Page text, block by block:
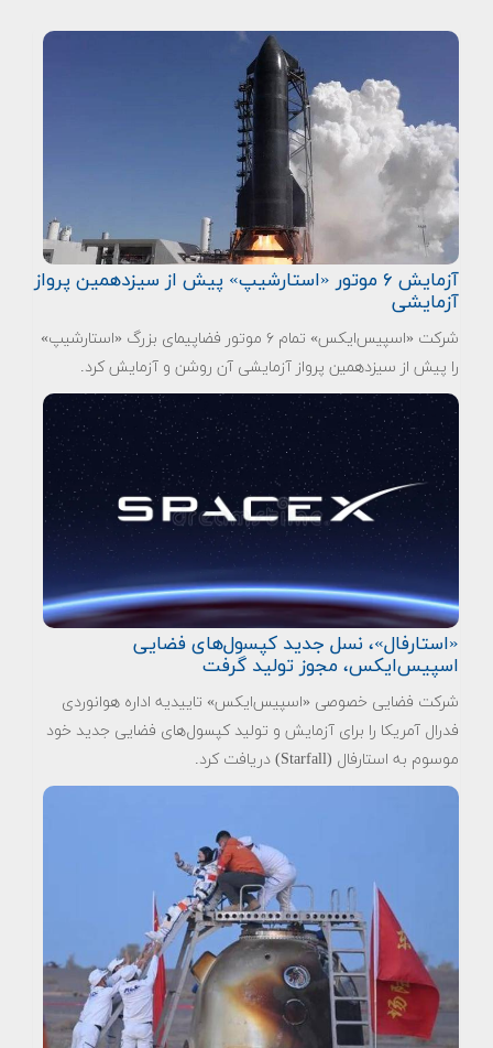
آزمایش ۶ موتور «استارشیپ» پیش از سیزدهمین پرواز
آزمایشی
شرکت «اسپیس‌ایکس» تمام ۶ موتور فضاپیمای بزرگ «استارشیپ»
را پیش از سیزدهمین پرواز آزمایشی آن روشن و آزمایش کرد.
«استارفال»، نسل جدید کپسول‌های فضایی
اسپیس‌ایکس، مجوز تولید گرفت
شرکت فضایی خصوصی «اسپیس‌ایکس» تاییدیه اداره هوانوردی
فدرال آمریکا را برای آزمایش و تولید کپسول‌های فضایی جدید خود
موسوم به استارفال (Starfall) دریافت کرد.